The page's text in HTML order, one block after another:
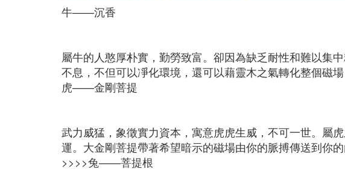
牛——沉香
屬牛的人憨厚朴實，勤勞致富。卻因為缺乏耐性和難以集
不息，不但可以凈化環境，還可以藉靈木之氣轉化整個磁
虎——金剛菩提
武力威猛，象徵實力資本，寓意虎虎生威，不可一世。屬
運。大金剛菩提帶著希望暗示的磁場由你的脈搏傳送到你
>>>>兔——菩提根